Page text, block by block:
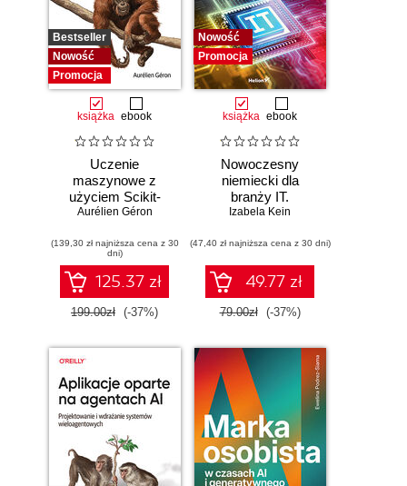
Bestseller
Nowość
Promocja
książka ebook
Uczenie
maszynowe z
użyciem Scikit-
Learn i PyTorch.
narzędzia i techniki
umożliwiające
konstruowanie
inteligentnych
systemów
Aurélien Géron
(139,30 zł najniższa cena z 30
dni)
125.37 zł
199.00zł (-37%)
Nowość
Promocja
książka ebook
Nowoczesny
niemiecki dla
branży IT.
Praktyczne
ćwiczenia
Izabela Kein
(47,40 zł najniższa cena z 30 dni)
49.77 zł
79.00zł (-37%)